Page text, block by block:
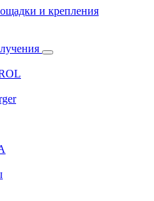
и крепления